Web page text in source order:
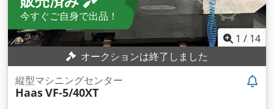
今すぐご自身で出品！
1 / 14
オークションは終了しました
縦型マシニングセンター
HaasVF-5/40XT